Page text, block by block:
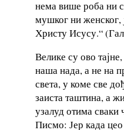
нема више роба ни
мушког ни женског,
Христу Исусу.“
Велике су ово
наша нада, а не на
света, у коме све
заиста таштина, а
узалуд отима сваки
Писмо: Јер када